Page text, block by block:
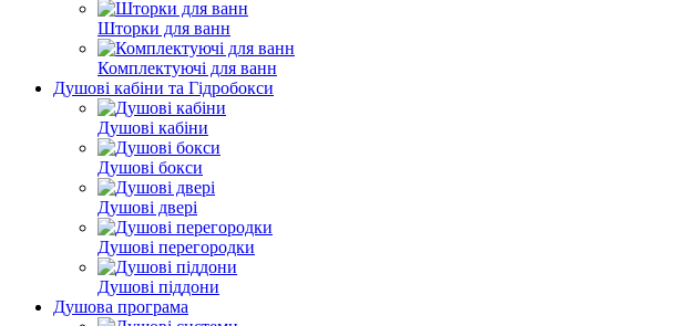
Шторки для ванн
Комплектуючі для ванн
Душові кабіни та Гідробокси
Душові кабіни
Душові бокси
Душові двері
Душові перегородки
Душові піддони
Душова програма